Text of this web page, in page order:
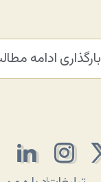
بارگذاری ادامه